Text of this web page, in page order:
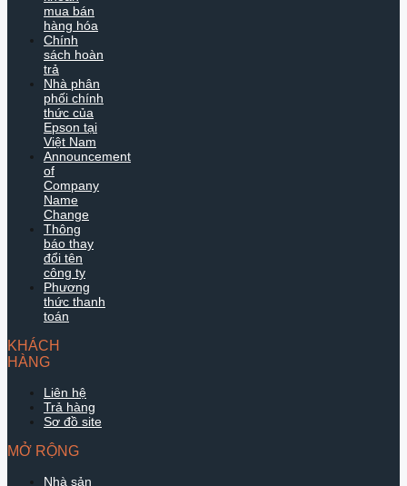
mua bán
hàng hóa
Chính
sách hoàn
trả
Nhà phân
phối chính
thức của
Epson tại
Việt Nam
Announcement
of
Company
Name
Change
Thông
báo thay
đổi tên
công ty
Phương
thức thanh
toán
KHÁCH
HÀNG
Liên hệ
Trả hàng
Sơ đồ site
MỞ RỘNG
Nhà sản